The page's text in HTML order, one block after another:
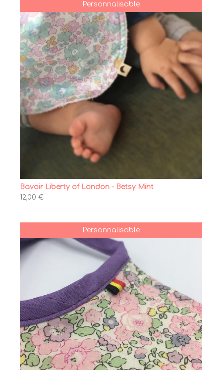
Personnalisable
Bavoir Liberty of London - Betsy Mint
12,00 €
Personnalisable